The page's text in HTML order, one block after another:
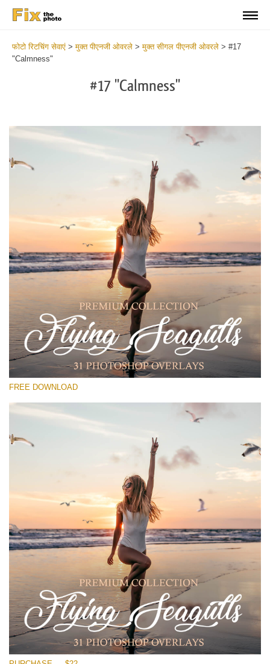
फोटो रिटचिंग सेवाएं >मुक्त पीएनजी ओवरले >मुक्त सीगल पीएनजी ओवरले > #17
"Calmness"
#17 "Calmness"
कृपया चुने
Free PNG Overlay #17
Small 800*533px
Flying Seagulls
(31 Overlays)
Fairy Tale (344 Overlays)
Large 6000*4000px
Large 6000*4000px
मुफ्त डाउनलोड
FREE DOWNLOAD